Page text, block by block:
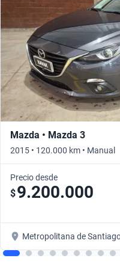
Mazda • Mazda 3
2015 • 120.000 km • Manual
Precio desde
$9.200.000
Metropolitana de